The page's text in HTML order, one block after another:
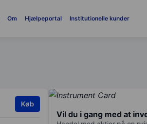
Om Hjælpeportal Institutionelle kunder
Køb
Vil du i gang med at